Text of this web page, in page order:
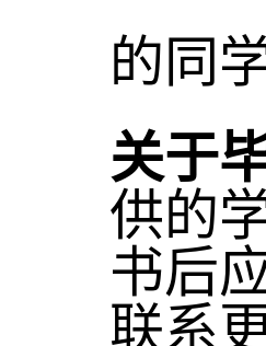
的同
关于
供的
书后
联系